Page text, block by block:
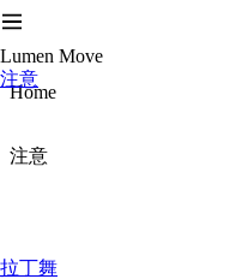
Lumen Move
注意
拉丁舞
Home
注意